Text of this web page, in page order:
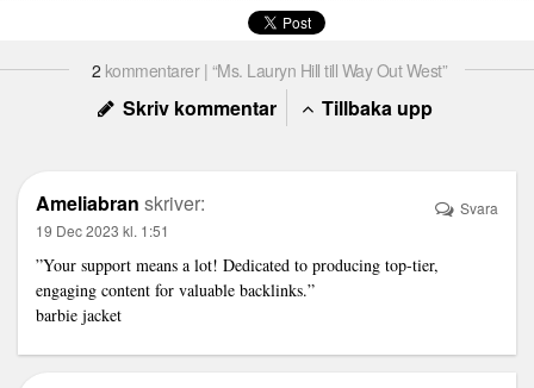
2 kommentarer | “Ms. Lauryn Hill till Way Out West”
Skriv kommentar Tillbaka upp
Ameliabran skriver:
19 Dec 2023 kl. 1:51
”Your support means a lot! Dedicated to producing top-tier,
engaging content for valuable backlinks.”
barbie jacket
Svara